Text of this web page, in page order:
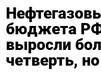
бюджета
выросли
четверть,